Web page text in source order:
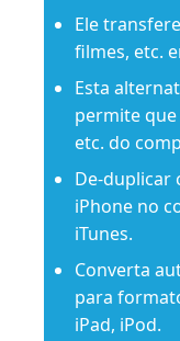
Ele
filmes, etc.
Esta
permite
etc. do
De-duplicar
iPhone no
iTunes.
Converta
para
iPad, iPod.